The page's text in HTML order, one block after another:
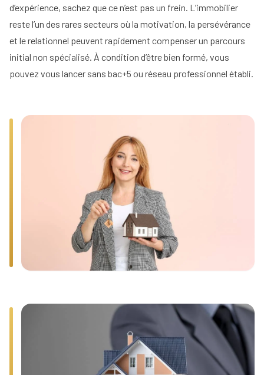
immobilier
rentrer
un
mandat
15
étapes
Tous
nos
d’expérience, sachez que ce n’est pas un frein. L’immobilier
reste l’un des rares secteurs où la motivation, la persévérance
et le relationnel peuvent rapidement compenser un parcours
initial non spécialisé. À condition d’être bien formé, vous
pouvez vous lancer sans bac+5 ou réseau professionnel établi.